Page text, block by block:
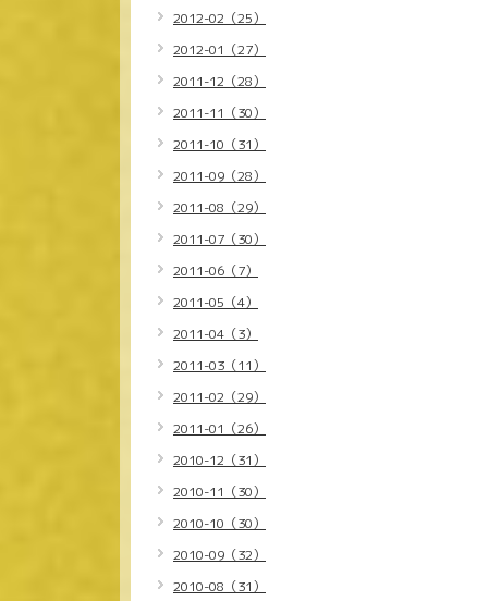
2012-02（25）
2012-01（27）
2011-12（28）
2011-11（30）
2011-10（31）
2011-09（28）
2011-08（29）
2011-07（30）
2011-06（7）
2011-05（4）
2011-04（3）
2011-03（11）
2011-02（29）
2011-01（26）
2010-12（31）
2010-11（30）
2010-10（30）
2010-09（32）
2010-08（31）